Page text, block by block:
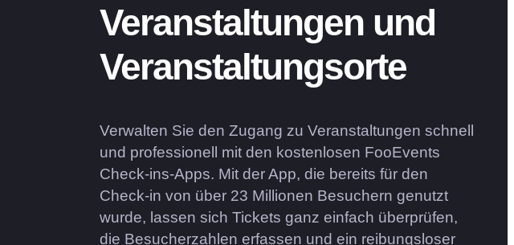
Veranstaltungen und
Veranstaltungsorte
Verwalten Sie den Zugang zu Veranstaltungen schnell
und professionell mit den kostenlosen FooEvents
Check-ins-Apps. Mit der App, die bereits für den
Check-in von über 23 Millionen Besuchern genutzt
wurde, lassen sich Tickets ganz einfach überprüfen,
die Besucherzahlen erfassen und ein reibungsloser